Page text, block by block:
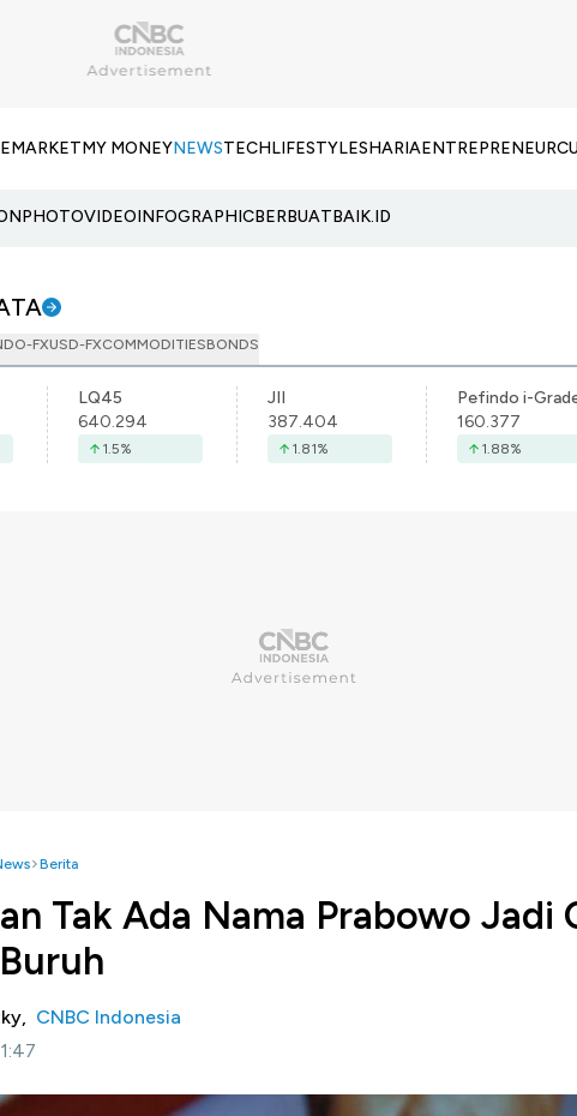
MARKETMY MONEYNEWSTECHLIFESTYLESHARIAENTREPRENEUR
PHOTOVIDEOINFOGRAPHICBERBUATBAIK.ID
FXUSD-FXCOMMODITIESBONDS
LQ45
640.294
1.5%
JII
387.404
1.81%
Pefindo i-
160.377
1.88%
Berita
Tak Ada Nama Prabowo Jadi
CNBC Indonesia